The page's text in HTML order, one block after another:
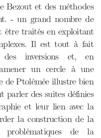
Bezout et des méthodes
- un grand nombre de
être traités en exploitant
Il est tout à fait
des inversions et, en
un cercle à une
de Ptolémée illustre bien
des suites définies
et leur lien avec la
la construction de la
de la